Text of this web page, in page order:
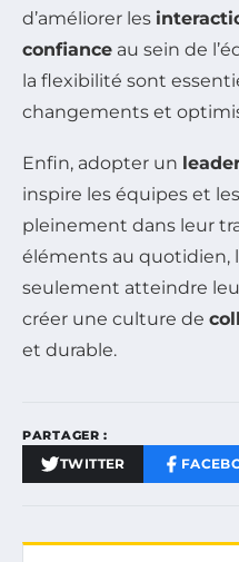
d’améliorer les
confiance au sein de
la flexibilité sont
changements et
Enfin, adopter un
inspire les équipes et
pleinement dans leur
éléments au quotidien,
seulement atteindre
créer une culture de
et durable.
PARTAGER :
TWITTER